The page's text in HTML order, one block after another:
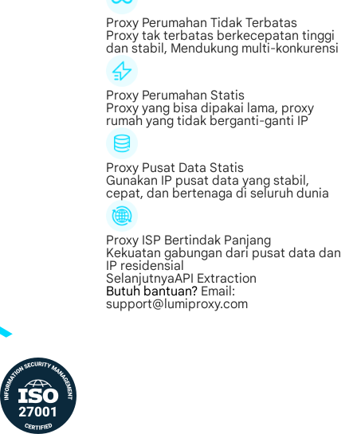
Proxy Perumahan Tidak Terbatas
Proxy tak terbatas berkecepatan tinggi
dan stabil, Mendukung multi-konkurensi
Proxy Perumahan Statis
Proxy yang bisa dipakai lama, proxy
rumah yang tidak berganti-ganti IP
Proxy Pusat Data Statis
Gunakan IP pusat data yang stabil,
cepat, dan bertenaga di seluruh dunia
Proxy ISP Bertindak Panjang
Kekuatan gabungan dari pusat data dan
IP residensial
SelanjutnyaAPI Extraction
Butuh bantuan? Email:
support@lumiproxy.com